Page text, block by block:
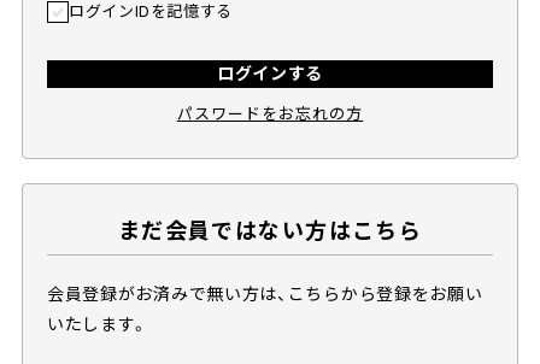
ログインIDを記憶する
ログインする
パスワードをお忘れの方
まだ会員ではない方はこちら
会員登録がお済みで無い方は、こちらから登録をお願い
いたします。